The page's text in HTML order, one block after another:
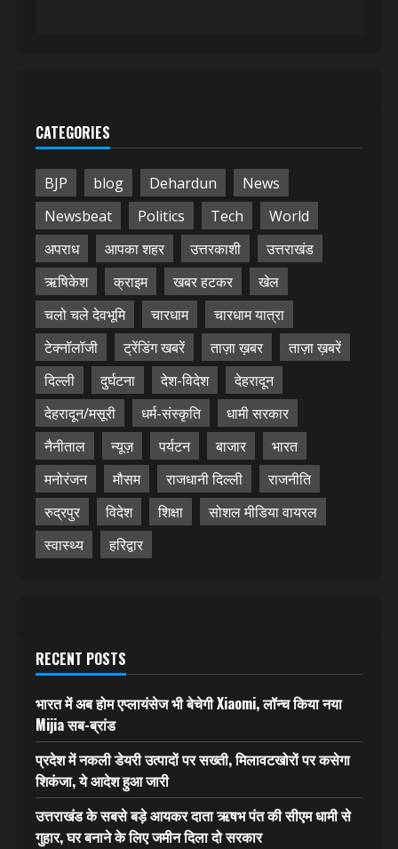
CATEGORIES
BJP blog Dehardun
News
Newsbeat
Politics Tech
World
अपराध
आपका शहर उत्तरकाशी
उत्तराखंड
ऋषिकेश
क्राइम खबर हटकर
खेल
चलो चले देवभूमि
चारधाम
चारधाम यात्रा
टेक्नॉलॉजी
ट्रेंडिंग खबरें ताज़ा ख़बर
ताज़ा ख़बरें
दिल्ली
दुर्घटना देश-विदेश
देहरादून
देहरादून/मसूरी
धर्म-संस्कृति
धामी सरकार
नैनीताल
न्यूज़ पर्यटन बाजार
भारत
मनोरंजन
मौसम राजधानी दिल्ली
राजनीति
रुद्रपुर
विदेश शिक्षा
सोशल मीडिया वायरल
स्वास्थ्य
हरिद्वार
RECENT POSTS
भारत में अब होम एप्लायंसेज भी बेचेगी Xiaomi, लॉन्च किया नया
Mijia सब-ब्रांड
प्रदेश में नकली डेयरी उत्पादों पर सख्ती, मिलावटखोरों पर कसेगा
शिकंजा, ये आदेश हुआ जारी
उत्तराखंड के सबसे बड़े आयकर दाता ऋषभ पंत की सीएम धामी से
गुहार, घर बनाने के लिए जमीन दिला दो सरकार